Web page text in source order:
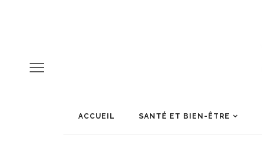
ACCUEIL SANTÉ ET BIEN-ÊTRE